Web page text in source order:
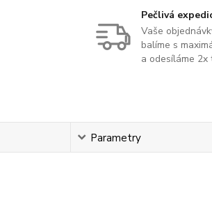
Pečlivá
Vaše
balíme s
a odesíláme 2x
Parametry